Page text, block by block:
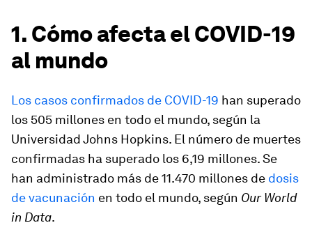
1. Cómo afecta el COVID-19
al mundo
Los casos confirmados de COVID-19 han superado
los 505 millones en todo el mundo, según la
Universidad Johns Hopkins. El número de muertes
confirmadas ha superado los 6,19 millones. Se
han administrado más de 11.470 millones de dosis
de vacunación en todo el mundo, según Our World
in Data.